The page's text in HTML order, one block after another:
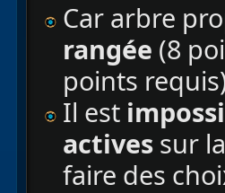
Car arbre
rangée (8
points
Il est
actives sur
faire des